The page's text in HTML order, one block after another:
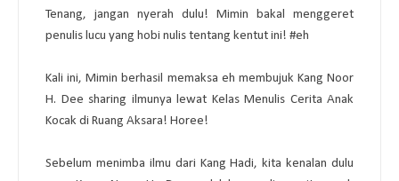
Tenang, jangan nyerah dulu! Mimin bakal menggeret
penulis lucu yang hobi nulis tentang kentut ini! #eh
Kali ini, Mimin berhasil memaksa eh membujuk Kang Noor
H. Dee sharing ilmunya lewat Kelas Menulis Cerita Anak
Kocak di Ruang Aksara! Horee!
Sebelum menimba ilmu dari Kang Hadi, kita kenalan dulu